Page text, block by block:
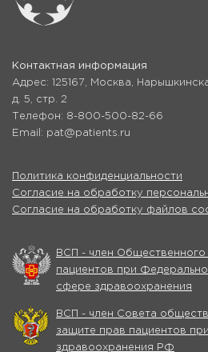
Контактная информация
Адрес: 125167, Москва,
д. 5, стр. 2
Телефон: 8-800-500-82-66
Email: pat@patients.ru
Политика конфиденциальности
Согласие на обработку
Согласие на обработку файлов
ВСП - член
пациентов при
сфере здравоохранения
ВСП - член Совета
защите прав пациентов
здравоохранения РФ